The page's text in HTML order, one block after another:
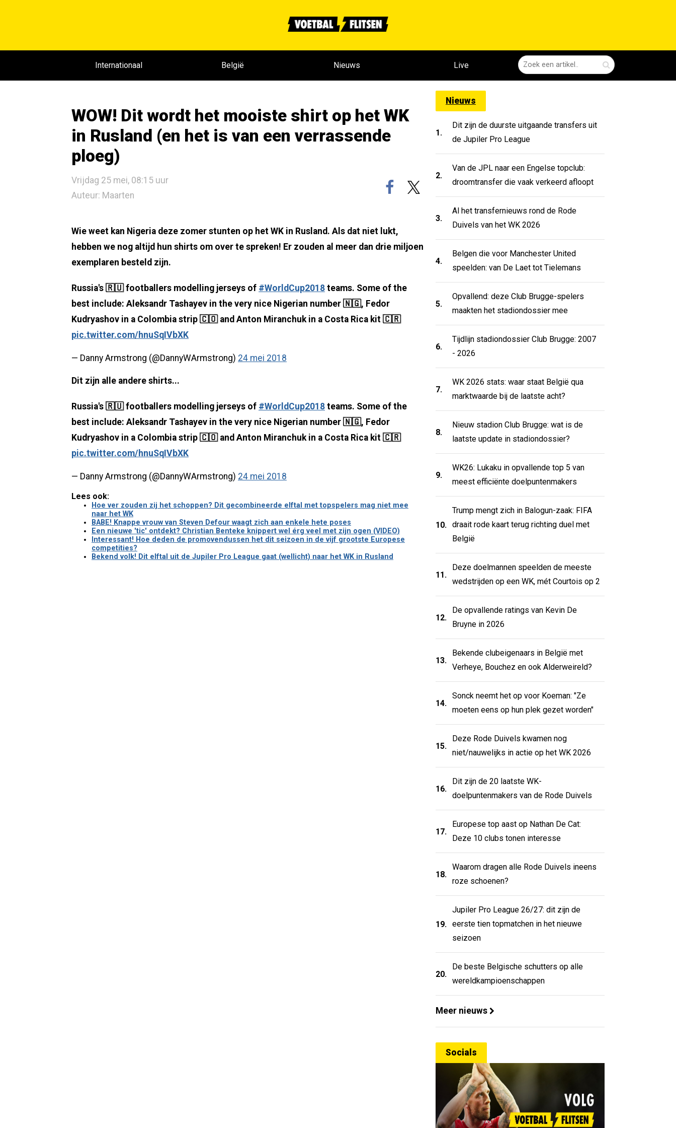
Internationaal België Nieuws Live
WOW! Dit wordt het mooiste shirt op het WK
in Rusland (en het is van een verrassende
ploeg)
Vrijdag 25 mei, 08:15 uur
Auteur: Maarten
Wie weet kan Nigeria deze zomer stunten op het WK in Rusland. Als dat niet lukt,
hebben we nog altijd hun shirts om over te spreken! Er zouden al meer dan drie miljoen
exemplaren besteld zijn.
Russia's 🇷🇺 footballers modelling jerseys of #WorldCup2018 teams. Some of the
best include: Aleksandr Tashayev in the very nice Nigerian number 🇳🇬, Fedor
Kudryashov in a Colombia strip 🇨🇴 and Anton Miranchuk in a Costa Rica kit 🇨🇷
pic.twitter.com/hnuSqIVbXK
— Danny Armstrong (@DannyWArmstrong) 24 mei 2018
Dit zijn alle andere shirts...
Russia's 🇷🇺 footballers modelling jerseys of #WorldCup2018 teams. Some of the
best include: Aleksandr Tashayev in the very nice Nigerian number 🇳🇬, Fedor
Kudryashov in a Colombia strip 🇨🇴 and Anton Miranchuk in a Costa Rica kit 🇨🇷
pic.twitter.com/hnuSqIVbXK
— Danny Armstrong (@DannyWArmstrong) 24 mei 2018
Lees ook:
Hoe ver zouden zij het schoppen? Dit gecombineerde elftal met topspelers mag niet mee
naar het WK
BABE! Knappe vrouw van Steven Defour waagt zich aan enkele hete poses
Een nieuwe 'tic' ontdekt? Christian Benteke knippert wel érg veel met zijn ogen (VIDEO)
Interessant! Hoe deden de promovendussen het dit seizoen in de vijf grootste Europese
competities?
Bekend volk! Dit elftal uit de Jupiler Pro League gaat (wellicht) naar het WK in Rusland
Nieuws
1.
Dit zijn de duurste uitgaande transfers uit
de Jupiler Pro League
2.
Van de JPL naar een Engelse topclub:
droomtransfer die vaak verkeerd afloopt
3.
Al het transfernieuws rond de Rode
Duivels van het WK 2026
4.
Belgen die voor Manchester United
speelden: van De Laet tot Tielemans
5.
Opvallend: deze Club Brugge-spelers
maakten het stadiondossier mee
6.
Tijdlijn stadiondossier Club Brugge: 2007
- 2026
7.
WK 2026 stats: waar staat België qua
marktwaarde bij de laatste acht?
8.
Nieuw stadion Club Brugge: wat is de
laatste update in stadiondossier?
9.
WK26: Lukaku in opvallende top 5 van
meest efficiënte doelpuntenmakers
10.
Trump mengt zich in Balogun-zaak: FIFA
draait rode kaart terug richting duel met
België
11.
Deze doelmannen speelden de meeste
wedstrijden op een WK, mét Courtois op 2
12.
De opvallende ratings van Kevin De
Bruyne in 2026
13.
Bekende clubeigenaars in België met
Verheye, Bouchez en ook Alderweireld?
14.
Sonck neemt het op voor Koeman: "Ze
moeten eens op hun plek gezet worden"
15.
Deze Rode Duivels kwamen nog
niet/nauwelijks in actie op het WK 2026
16.
Dit zijn de 20 laatste WK-
doelpuntenmakers van de Rode Duivels
17.
Europese top aast op Nathan De Cat:
Deze 10 clubs tonen interesse
18.
Waarom dragen alle Rode Duivels ineens
roze schoenen?
19.
Jupiler Pro League 26/27: dit zijn de
eerste tien topmatchen in het nieuwe
seizoen
20.
De beste Belgische schutters op alle
wereldkampioenschappen
Meer nieuws
Socials